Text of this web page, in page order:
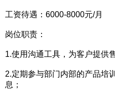
工资待遇：6000-8000元/月
岗位职责：
1.使用沟通工具，为客户提供
2.定期参与部门内部的产品培
息；